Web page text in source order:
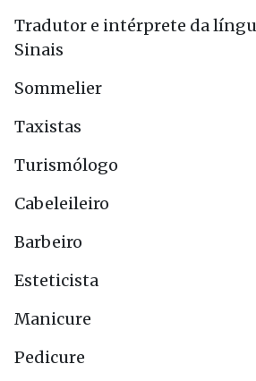
Tradutor e intérprete da
Sinais
Sommelier
Taxistas
Turismólogo
Cabeleileiro
Barbeiro
Esteticista
Manicure
Pedicure